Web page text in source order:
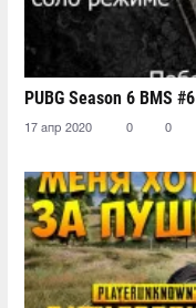
PUBG Season 6 BMS #6
17 апр 2020 0 0